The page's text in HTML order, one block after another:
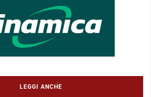
LEGGI ANCHE